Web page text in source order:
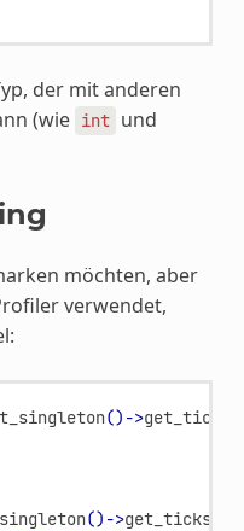
der mit anderen
(wie int und
möchten, aber
verwendet,
() ->
() ->